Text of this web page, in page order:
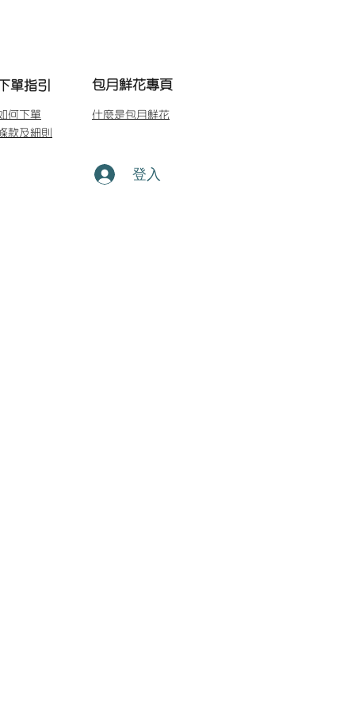
單指引 包月鮮花專頁
何下單
款及細則
什麼是包月鮮花
登入